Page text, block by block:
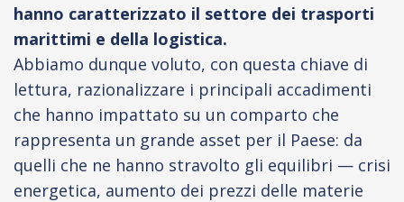
hanno caratterizzato il settore dei trasporti
marittimi e della logistica.
Abbiamo dunque voluto, con questa chiave di
lettura, razionalizzare i principali accadimenti
che hanno impattato su un comparto che
rappresenta un grande asset per il Paese: da
quelli che ne hanno stravolto gli equilibri — crisi
energetica, aumento dei prezzi delle materie